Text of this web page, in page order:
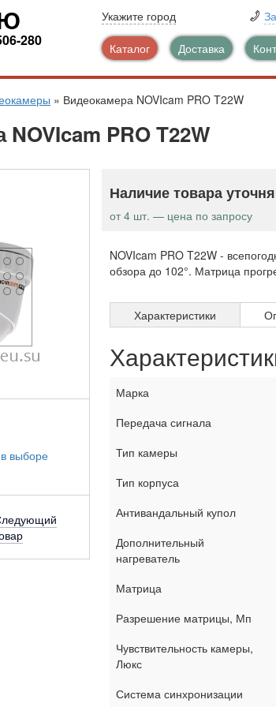
280
Укажите город
Каталог Доставка
» Видеокамера NOVIcam PRO T22W
PRO T22W
выборе
Наличие товара
от 4 шт. — цена по запросу
NOVIcam PRO T22W -
обзора до 102°. Матрица
Характеристики
Марка
Передача сигнала
Тип камеры
Тип корпуса
Антивандальный купол
Дополнительный
нагреватель
Матрица
Разрешение матрицы, Мп
Чувствительность камеры,
Люкс
Система синхронизации